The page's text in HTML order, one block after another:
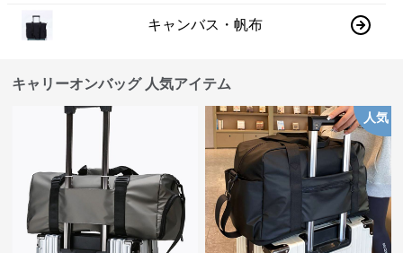
キャンバス・帆布
キャリーオンバッグ 人気アイテム
人気